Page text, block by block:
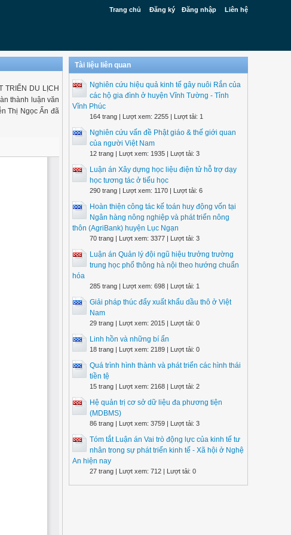
Trang chủ Đăng ký Đăng nhập Liên hệ
TRIỂN DU LỊCH
thành luận văn
Thị Ngọc Ẩn đã
Tài liệu liên quan
Nghiên cứu hiệu quả kinh tế gây nuôi Rắn của
các hộ gia đình ở huyện Vĩnh Tường - Tỉnh
Vĩnh Phúc
164 trang | Lượt xem: 2255 | Lượt tải: 1
Nghiên cứu vấn đề Phật giáo & thế giới quan
của người Việt Nam
12 trang | Lượt xem: 1935 | Lượt tải: 3
Luận án Xây dựng học liệu điện tử hỗ trợ dạy
học tương tác ở tiểu học
290 trang | Lượt xem: 1170 | Lượt tải: 6
Hoàn thiện công tác kế toán huy động vốn tại
Ngân hàng nông nghiệp và phát triển nông
thôn (AgriBank) huyện Lục Ngạn
70 trang | Lượt xem: 3377 | Lượt tải: 3
Luận án Quản lý đội ngũ hiệu trưởng trường
trung học phổ thông hà nội theo hướng chuẩn
hóa
285 trang | Lượt xem: 698 | Lượt tải: 1
Giải pháp thúc đẩy xuất khẩu dầu thô ở Việt
Nam
29 trang | Lượt xem: 2015 | Lượt tải: 0
Linh hồn và những bí ẩn
18 trang | Lượt xem: 2189 | Lượt tải: 0
Quá trình hình thành và phát triển các hình thái
tiền tệ
15 trang | Lượt xem: 2168 | Lượt tải: 2
Hệ quản trị cơ sở dữ liệu đa phương tiện
(MDBMS)
86 trang | Lượt xem: 3759 | Lượt tải: 3
Tóm tắt Luận án Vai trò động lực của kinh tế tư
nhân trong sự phát triển kinh tế - Xã hội ở Nghệ
An hiện nay
27 trang | Lượt xem: 712 | Lượt tải: 0